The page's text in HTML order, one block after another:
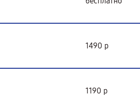
1490 р
1190 р